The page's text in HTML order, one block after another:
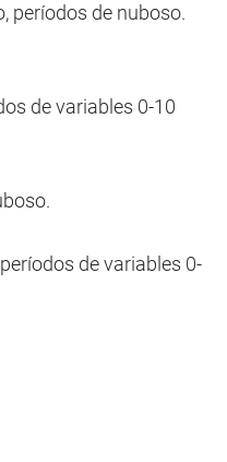
períodos de nuboso.
de variables 0-10
de variables 0-